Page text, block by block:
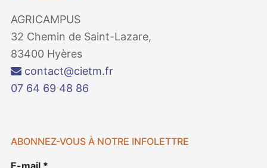
AGRICAMPUS
32 Chemin de Saint-Lazare,
83400 Hyères
contact@cietm.fr
07 64 69 48 86
ABONNEZ-VOUS À NOTRE INFOLETTRE